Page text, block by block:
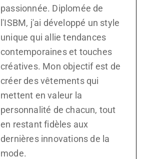
passionnée. Diplomée de
l'ISBM, j'ai développé un style
unique qui allie tendances
contemporaines et touches
créatives. Mon objectif est de
créer des vêtements qui
mettent en valeur la
personnalité de chacun, tout
en restant fidèles aux
dernières innovations de la
mode.